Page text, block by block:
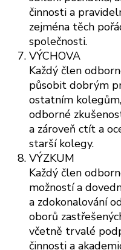
činnosti a
zejména těch
společnosti.
VÝCHOVA
Každý člen
působit dobrým
ostatním
odborné
a zároveň ctít a
starší kolegy.
VÝZKUM
Každý člen
možností a
a zdokonalování
oborů
včetně trvalé
činnosti a